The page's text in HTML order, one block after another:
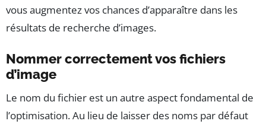
vous augmentez vos chances d’apparaître dans les
résultats de recherche d’images.
Nommer correctement vos fichiers
d’image
Le nom du fichier est un autre aspect fondamental de
l’optimisation. Au lieu de laisser des noms par défaut